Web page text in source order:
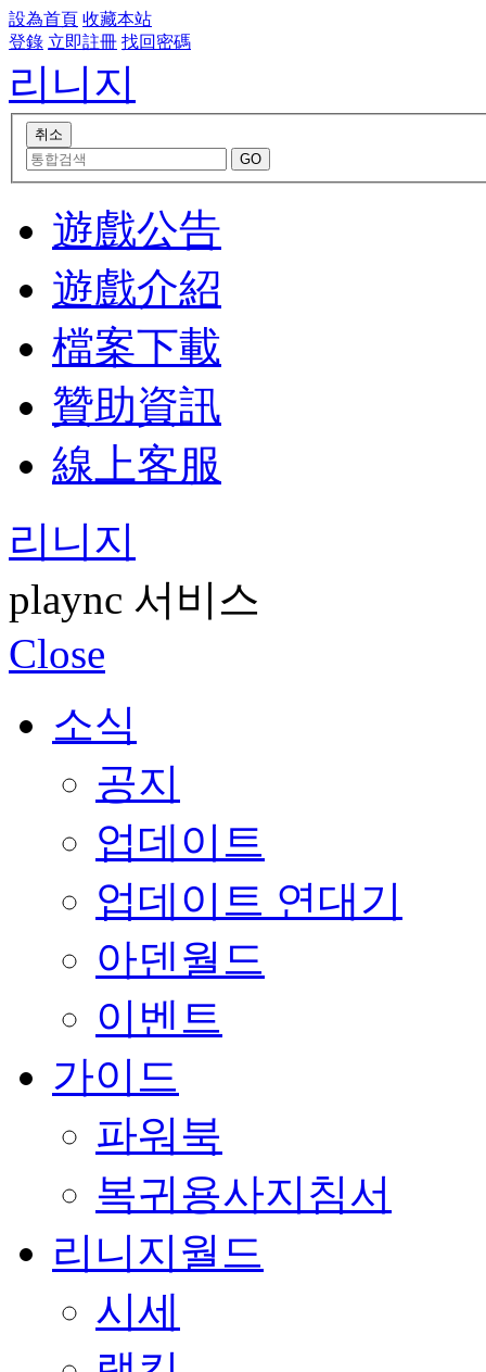
設為首頁 收藏本站
登錄 立即註冊 找回密碼
리니지
遊戲公告
遊戲介紹
檔案下載
贊助資訊
線上客服
리니지
plaync 서비스
Close
소식
공지
업데이트
업데이트 연대기
아덴월드
이벤트
가이드
파워북
복귀용사지침서
리니지월드
시세